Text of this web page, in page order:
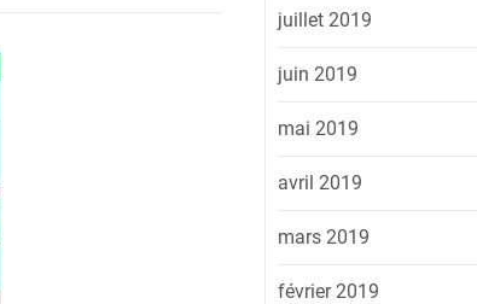
juillet 2019
juin 2019
mai 2019
avril 2019
mars 2019
février 2019